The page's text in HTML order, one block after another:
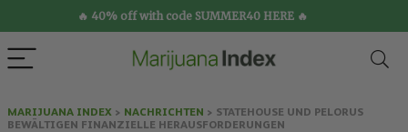
🔥 40% off with code SUMMER40 HERE 🔥
MARIJUANA INDEX > NACHRICHTEN > STATEHOUSE UND PELORUS
BEWÄLTIGEN FINANZIELLE HERAUSFORDERUNGEN